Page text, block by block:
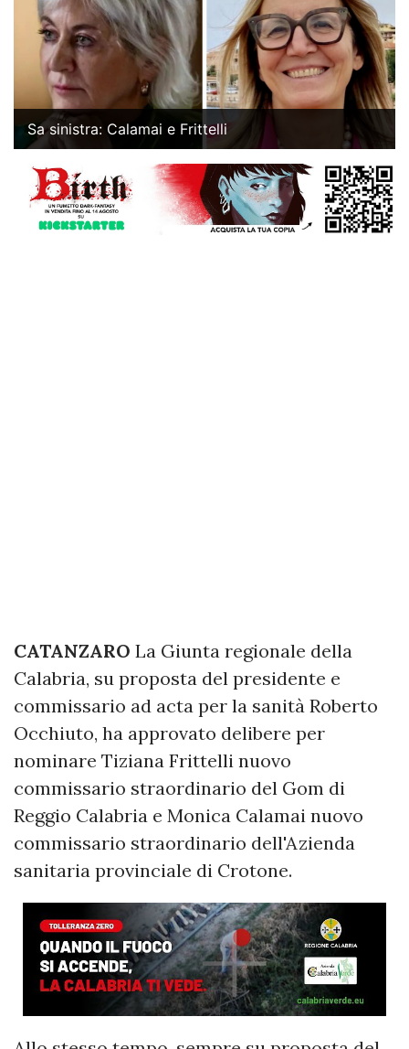
Sa sinistra: Calamai e Frittelli
CATANZARO La Giunta regionale della
Calabria, su proposta del presidente e
commissario ad acta per la sanità Roberto
Occhiuto, ha approvato delibere per
nominare Tiziana Frittelli nuovo
commissario straordinario del Gom di
Reggio Calabria e Monica Calamai nuovo
commissario straordinario dell'Azienda
sanitaria provinciale di Crotone.